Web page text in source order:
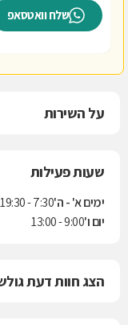
שלח וואטסאפ
על השירות
שעות פעילות
ימים א' - ה'7:30 - 19:30
יום ו'9:00 - 13:00
הצג חוות דעת